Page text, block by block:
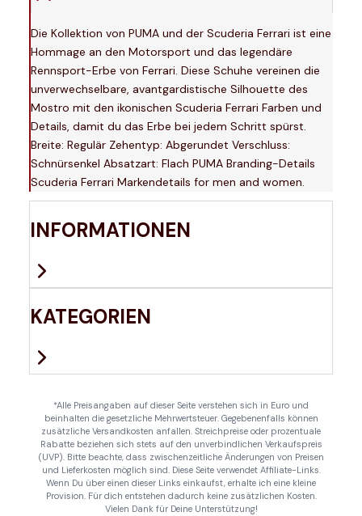
Die Kollektion von PUMA und der Scuderia Ferrari ist eine
Hommage an den Motorsport und das legendäre
Rennsport-Erbe von Ferrari. Diese Schuhe vereinen die
unverwechselbare, avantgardistische Silhouette des
Mostro mit den ikonischen Scuderia Ferrari Farben und
Details, damit du das Erbe bei jedem Schritt spürst.
Breite: Regulär Zehentyp: Abgerundet Verschluss:
Schnürsenkel Absatzart: Flach PUMA Branding-Details
Scuderia Ferrari Markendetails for men and women.
INFORMATIONEN
KATEGORIEN
*Alle Preisangaben auf dieser Seite verstehen sich in Euro und
beinhalten die gesetzliche Mehrwertsteuer. Gegebenenfalls können
zusätzliche Versandkosten anfallen. Streichpreise oder prozentuale
Rabatte beziehen sich stets auf den unverbindlichen Verkaufspreis
(UVP). Bitte beachte, dass zwischenzeitliche Änderungen von Preisen
und Lieferkosten möglich sind. Diese Seite verwendet Affiliate-Links.
Wenn Du über einen dieser Links einkaufst, erhalte ich eine kleine
Provision. Für dich entstehen dadurch keine zusätzlichen Kosten.
Vielen Dank für Deine Unterstützung!